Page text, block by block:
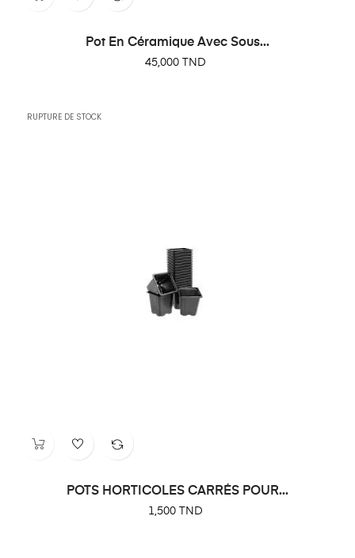
Pot En Céramique Avec Sous...
Prix
45,000 TND
RUPTURE DE STOCK
POTS HORTICOLES CARRÉS POUR...
Prix
1,500 TND